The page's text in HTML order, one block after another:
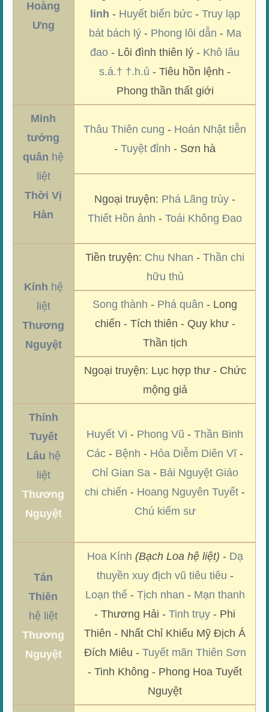
Hoàng
Ưng
linh - Huyết biển bức- Truy lạp
bát bách lý- Phong lôi dẫn - Ma
đao - Lôi đình thiên lý - Khô lâu
s.á.† †.h.ủ - Tiêu hồn lệnh -
Phong thần thất giới
Minh
tướng
quân hệ
liệt
Thời Vị
Hàn
Thâu Thiên cung - Hoán Nhật tiễn
-Tuyệt đỉnh - Sơn hà
Ngoại truyện: Phá Lãng trùy -
Thiết Hồn ảnh -Toái Không Đao
Kính hệ
liệt
Thương
Nguyệt
Tiền truyện: Chu Nhan -Thần chi
hữu thủ
Song thành - Phá quân - Long
chiến - Tích thiên - Quy khư -
Thần tịch
Ngoại truyện: Lục hợp thư - Chức
mộng giả
Thính
Tuyết
Lâu hệ
liệt
Thương
Nguyệt
Huyết Vi - Phong Vũ -Thần Binh
Các - Bệnh - Hỏa Diễm Diên Vĩ-
Chỉ Gian Sa- Bái Nguyệt Giáo
chi chiến - Hoang Nguyên Tuyết -
Chú kiếm sư
Tán
Thiên
hệ liệt
Thương
Nguyệt
Hoa Kính (Bạch Loa hệ liệt) - Dạ
thuyền xuy địch vũ tiêu tiêu -
Loạn thế- Tịch nhan - Mạn thanh
- Thương Hải -Tinh trụy - Phi
Thiên - Nhất Chỉ Khiếu Mỹ Địch Á
Đích Miêu - Tuyết mãn Thiên Sơn
- Tinh Không - Phong Hoa Tuyết
Nguyệt